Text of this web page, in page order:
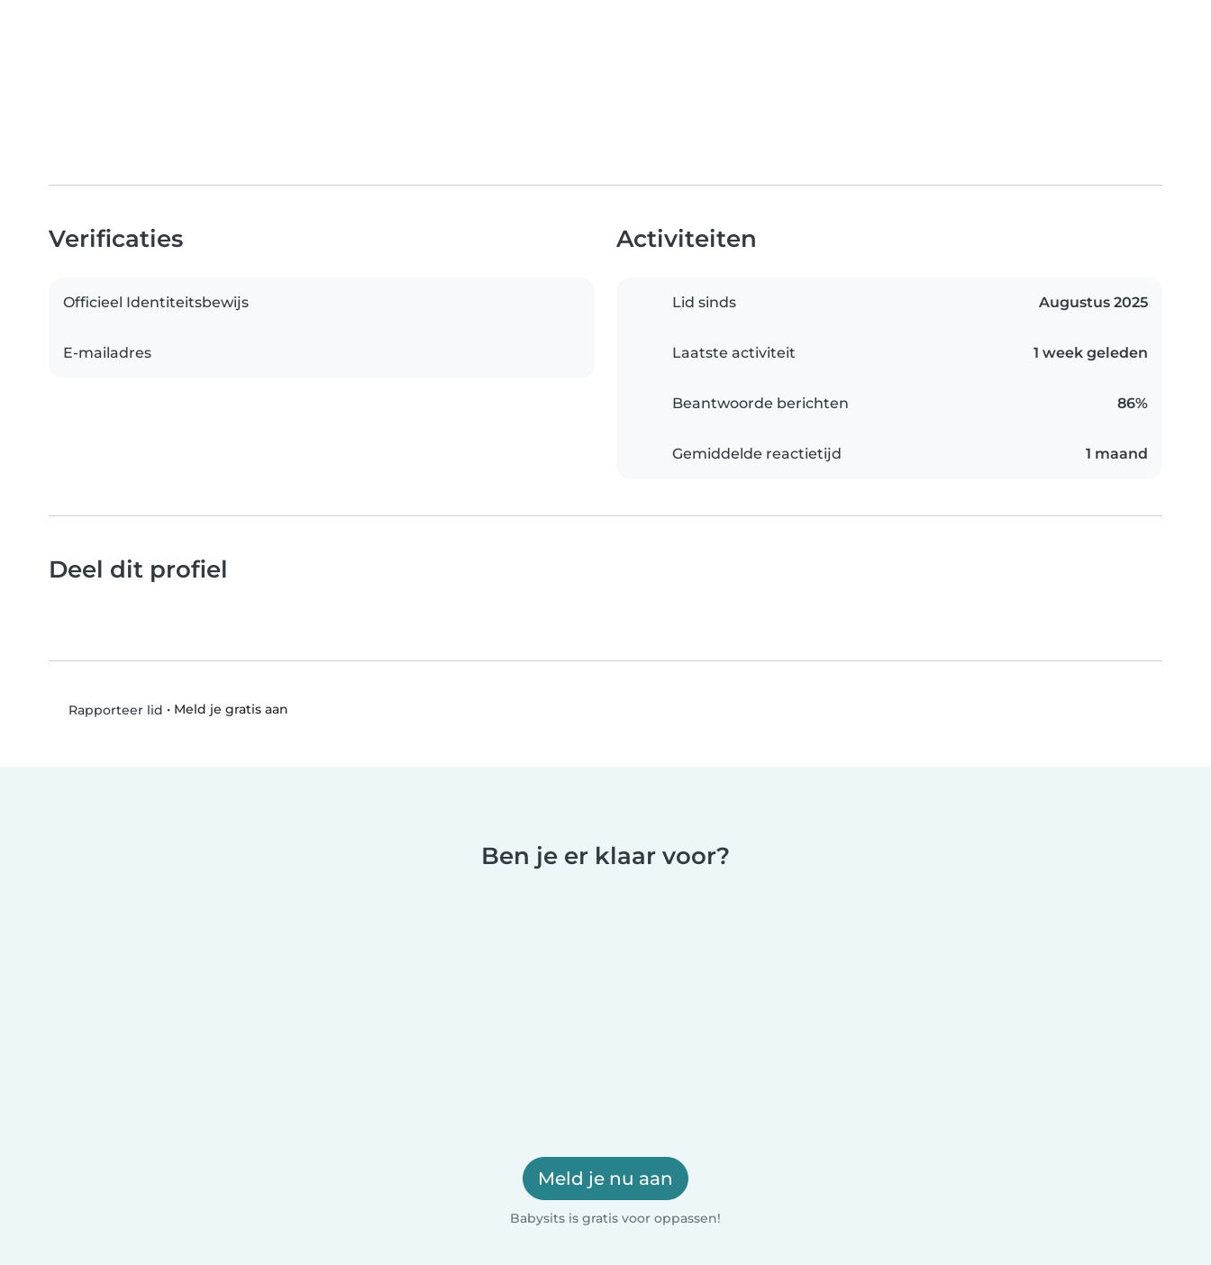
Verificaties
Officieel Identiteitsbewijs
E-mailadres
Activiteiten
Lid sinds Augustus 2025
Laatste activiteit 1 week geleden
Beantwoorde berichten 86%
Gemiddelde reactietijd 1 maand
Deel dit profiel
Rapporteer lid • Meld je gratis aan
Ben je er klaar voor?
Meld je nu aan
Babysits is gratis voor oppassen!